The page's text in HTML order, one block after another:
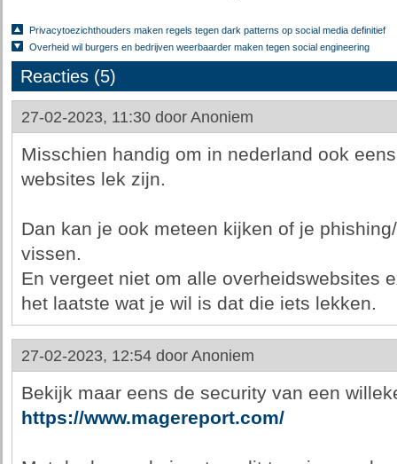
Privacytoezichthouders maken regels tegen dark patterns op social media definitief
Overheid wil burgers en bedrijven weerbaarder maken tegen social engineering
Reacties (5)
27-02-2023, 11:30 door Anoniem
Misschien handig om in nederland ook
websites lek zijn.
Dan kan je ook meteen kijken of je
vissen.
En vergeet niet om alle overheidswebsites
het laatste wat je wil is dat die iets lekken.
27-02-2023, 12:54 door Anoniem
Bekijk maar eens de security van een
https://www.magereport.com/